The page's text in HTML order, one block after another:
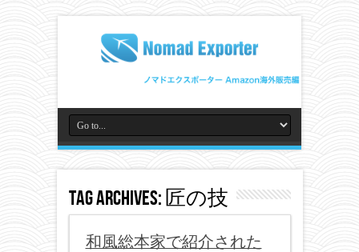
Tag Archives: 匠の技
和風総本家で紹介された